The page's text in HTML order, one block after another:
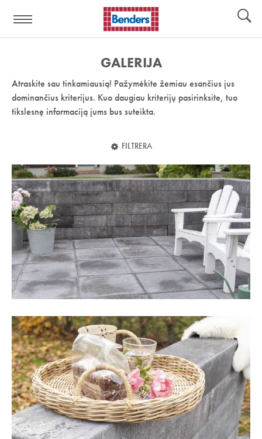
nuoroda:
GALERIJA
Atraskite sau tinkamiausią! Pažymėkite žemiau esančius jus
dominančius kriterijus. Kuo daugiau kriterijų pasirinksite, tuo
tikslesnę informaciją jums bus suteikta.
FILTRERA